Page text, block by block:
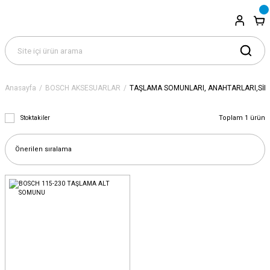
Anasayfa BOSCH AKSESUARLAR TAŞLAMA SOMUNLARI,
Stoktakiler Toplam 1 ürün